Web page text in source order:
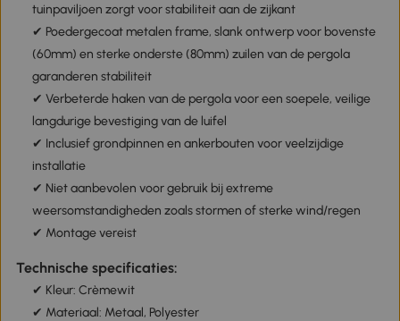
tuinpaviljoen zorgt voor stabiliteit aan de zijkant
✔ Poedergecoat metalen frame, slank ontwerp voor bovenste
(60mm) en sterke onderste (80mm) zuilen van de pergola
garanderen stabiliteit
✔ Verbeterde haken van de pergola voor een soepele, veilige
langdurige bevestiging van de luifel
✔ Inclusief grondpinnen en ankerbouten voor veelzijdige
installatie
✔ Niet aanbevolen voor gebruik bij extreme
weersomstandigheden zoals stormen of sterke wind/regen
✔ Montage vereist
Technische specificaties:
✔ Kleur: Crèmewit
✔ Materiaal: Metaal, Polyester